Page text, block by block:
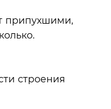
припухшими,
строения